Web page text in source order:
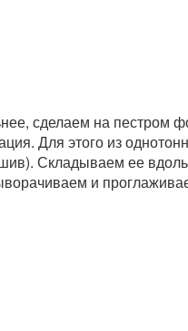
сделаем на пестром
Для этого из
Складываем ее
и